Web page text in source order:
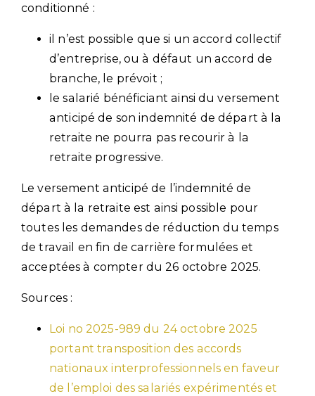
conditionné :
il n’est possible que si un accord collectif
d’entreprise, ou à défaut un accord de
branche, le prévoit ;
le salarié bénéficiant ainsi du versement
anticipé de son indemnité de départ à la
retraite ne pourra pas recourir à la
retraite progressive.
Le versement anticipé de l’indemnité de
départ à la retraite est ainsi possible pour
toutes les demandes de réduction du temps
de travail en fin de carrière formulées et
acceptées à compter du 26 octobre 2025.
Sources :
Loi no 2025-989 du 24 octobre 2025
portant transposition des accords
nationaux interprofessionnels en faveur
de l’emploi des salariés expérimentés et